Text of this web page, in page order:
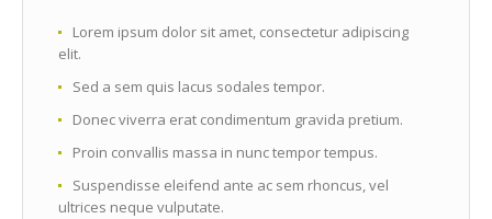
Lorem ipsum dolor sit amet, consectetur adipiscing
elit.
Sed a sem quis lacus sodales tempor.
Donec viverra erat condimentum gravida pretium.
Proin convallis massa in nunc tempor tempus.
Suspendisse eleifend ante ac sem rhoncus, vel
ultrices neque vulputate.